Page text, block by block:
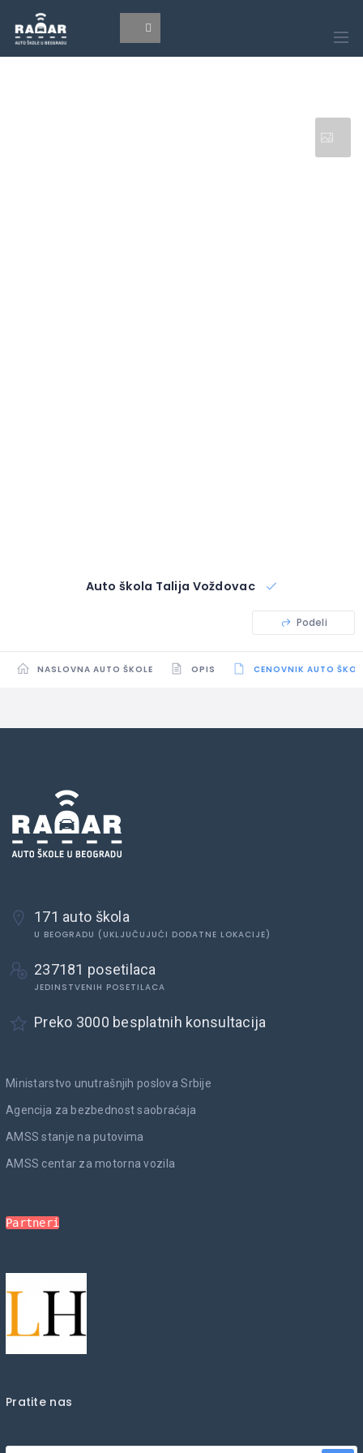
Auto škola Talija Voždovac
Podeli
NASLOVNA AUTO ŠKOLE OPIS CENOVNIK AUTO
171 auto škola
U BEOGRADU (UKLJUČUJUĆI DODATNE LOKACIJE)
237181 posetilaca
JEDINSTVENIH POSETILACA
Preko 3000 besplatnih konsultacija
Ministarstvo unutrašnjih poslova Srbije
Agencija za bezbednost saobraćaja
AMSS stanje na putovima
AMSS centar za motorna vozila
Partneri
Pratite nas